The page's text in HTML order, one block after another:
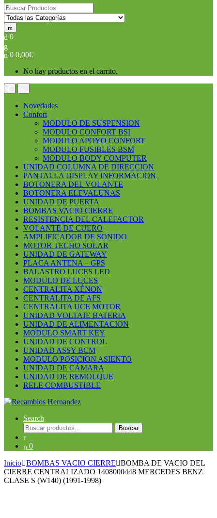
Search for:
0
0 0,00€
No hay productos en el carrito.
Novedades
Confort
MODULO DE SUSPENSION
MODULO CONFORT BSI
MODULO APOYO CONFORT
MODULO FUSIBLES BSM
MODULO BODY COMPUTER
UNIDAD COLUMNA DE DIRECCION
PANTALLA DISPLAY INFORMACION
BOTONERA DEL VOLANTE
BOTONERA ELEVALUNAS
UNIDAD DE PUERTA
BOMBAS VACIO CIERRE
RESISTENCIA DEL CALEFACTOR
VOLANTE DE CUERO
AMPLIFICADOR DE SONIDO
MOTOR TECHO SOLAR
UNIDAD DE GATEWAY
PLACA ANTENA – GPS
BALASTRO LUCES LED
MODULO DE LUCES
CENTRALITA XÉNON
CENTRALITA DE AFS
CENTRALITA UCE MOTOR
UNIDAD VOLTAJE BATERIA
UNIDAD DE ALIMENTACION
MODULO SMART KEY
UNIDAD DE CONTROL
UNIDAD ASSY BCM
MODULO POSICION ASIENTO
UNIDAD DE CÁMARA
UNIDAD DE REMOLQUE
RELE COMBUSTIBLE
Search
Buscar
por:
Buscar
0
Inicio BOMBAS VACIO CIERRE
BOMBA DE VACIO DEL
CIERRE CENTRALIZADO 1408000448 MERCEDES BENZ
CLASE S (W140) (1991-1998)